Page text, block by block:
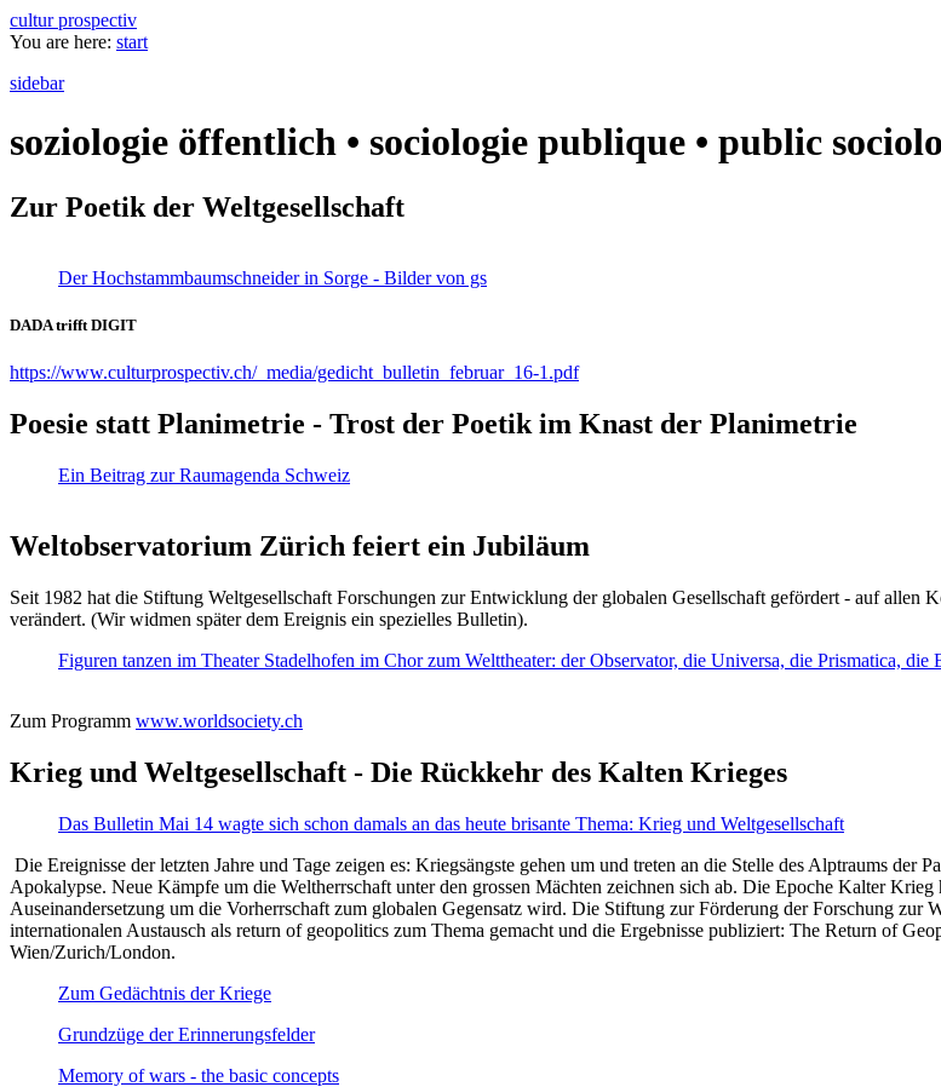
cultur prospectiv
You are here: start
sidebar
soziologie öffentlich • sociologie publique • public
Zur Poetik der Weltgesellschaft
Der Hochstammbaumschneider in Sorge - Bilder von gs
DADA trifft DIGIT
https://www.culturprospectiv.ch/_media/gedicht_bulletin_februar_16-1.pdf
Poesie statt Planimetrie - Trost der Poetik im Knast der Planimetrie
Ein Beitrag zur Raumagenda Schweiz
Weltobservatorium Zürich feiert ein Jubiläum
Seit 1982 hat die Stiftung Weltgesellschaft Forschungen zur Entwicklung der globalen Gesellschaft gefördert - auf allen
verändert. (Wir widmen später dem Ereignis ein spezielles Bulletin).
Figuren tanzen im Theater Stadelhofen im Chor zum Welttheater: der Observator, die Universa, die Prismatica, die
Zum Programm www.worldsociety.ch
Krieg und Weltgesellschaft - Die Rückkehr des Kalten Krieges
Das Bulletin Mai 14 wagte sich schon damals an das heute brisante Thema: Krieg und Weltgesellschaft
Die Ereignisse der letzten Jahre und Tage zeigen es: Kriegsängste gehen um und treten an die Stelle des Alptraums der
Apokalypse. Neue Kämpfe um die Weltherrschaft unter den grossen Mächten zeichnen sich ab. Die Epoche Kalter
Auseinandersetzung um die Vorherrschaft zum globalen Gegensatz wird. Die Stiftung zur Förderung der Forschung zur
internationalen Austausch als return of geopolitics zum Thema gemacht und die Ergebnisse publiziert: The Return of
Wien/Zurich/London.
Zum Gedächtnis der Kriege
Grundzüge der Erinnerungsfelder
Memory of wars - the basic concepts